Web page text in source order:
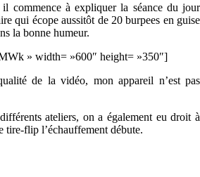
commence à expliquer la séance du jour
qui écope aussitôt de 20 burpees en guise
la bonne humeur.
» width= »600″ height= »350″]
de la vidéo, mon appareil n’est pas
ateliers, on a également eu droit à
tire-flip l’échauffement débute.